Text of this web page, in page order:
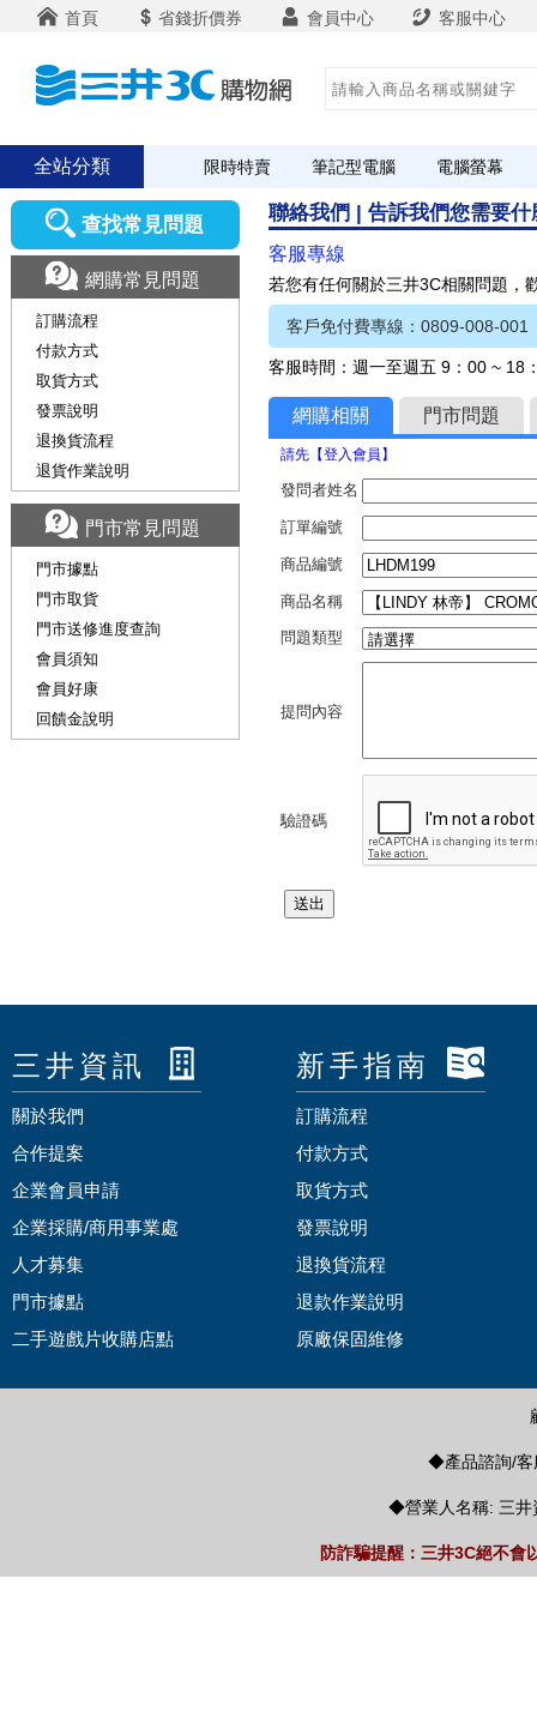
首頁 省錢折價券 會員中心 客服中心
全站分類 限時特賣 筆記型電腦 電腦螢幕
聯絡我們 | 告訴我們您需要什
客服專線
若您有任何關於三井3C相關問題，
客戶免付費專線：0809-008-001
客服時間：週一至週五 9：00 ~ 18
網購相關 門市問題
請先【登入會員】
發問者姓名
訂單編號
商品編號
商品名稱
問題類型
提問內容
驗證碼
查找常見問題
網購常見問題
訂購流程
付款方式
取貨方式
發票說明
退換貨流程
退貨作業說明
門市常見問題
門市據點
門市取貨
門市送修進度查詢
會員須知
會員好康
回饋金說明
三井資訊
關於我們
合作提案
企業會員申請
企業採購/商用事業處
人才募集
門市據點
二手遊戲片收購店點
新手指南
訂購流程
付款方式
取貨方式
發票說明
退換貨流程
退款作業說明
原廠保固維修
◆產品諮詢/客
◆營業人名稱: 三井
防詐騙提醒：三井3C絕不會